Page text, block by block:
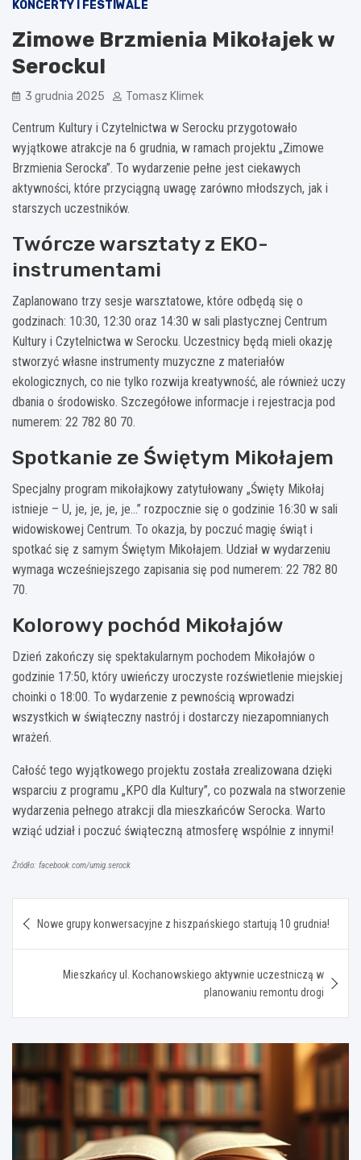
KONCERTY I FESTIWALE
Zimowe Brzmienia Mikołajek w
Serocku!
3 grudnia 2025 Tomasz Klimek
Centrum Kultury i Czytelnictwa w Serocku przygotowało
wyjątkowe atrakcje na 6 grudnia, w ramach projektu „Zimowe
Brzmienia Serocka”. To wydarzenie pełne jest ciekawych
aktywności, które przyciągną uwagę zarówno młodszych, jak i
starszych uczestników.
Twórcze warsztaty z EKO-
instrumentami
Zaplanowano trzy sesje warsztatowe, które odbędą się o
godzinach: 10:30, 12:30 oraz 14:30 w sali plastycznej Centrum
Kultury i Czytelnictwa w Serocku. Uczestnicy będą mieli okazję
stworzyć własne instrumenty muzyczne z materiałów
ekologicznych, co nie tylko rozwija kreatywność, ale również uczy
dbania o środowisko. Szczegółowe informacje i rejestracja pod
numerem: 22 782 80 70.
Spotkanie ze Świętym Mikołajem
Specjalny program mikołajkowy zatytułowany „Święty Mikołaj
istnieje – U, je, je, je, je…” rozpocznie się o godzinie 16:30 w sali
widowiskowej Centrum. To okazja, by poczuć magię świąt i
spotkać się z samym Świętym Mikołajem. Udział w wydarzeniu
wymaga wcześniejszego zapisania się pod numerem: 22 782 80
70.
Kolorowy pochód Mikołajów
Dzień zakończy się spektakularnym pochodem Mikołajów o
godzinie 17:50, który uwieńczy uroczyste rozświetlenie miejskiej
choinki o 18:00. To wydarzenie z pewnością wprowadzi
wszystkich w świąteczny nastrój i dostarczy niezapomnianych
wrażeń.
Całość tego wyjątkowego projektu została zrealizowana dzięki
wsparciu z programu „KPO dla Kultury”, co pozwala na stworzenie
wydarzenia pełnego atrakcji dla mieszkańców Serocka. Warto
wziąć udział i poczuć świąteczną atmosferę wspólnie z innymi!
Źródło: facebook.com/umig.serock
wpisu
Nowe grupy konwersacyjne z hiszpańskiego startują 10 grudnia!
Mieszkańcy ul. Kochanowskiego aktywnie uczestniczą w
planowaniu remontu drogi